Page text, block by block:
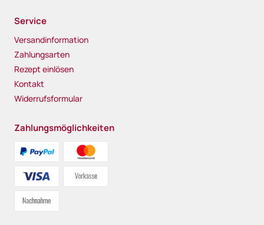
Service
Versandinformation
Zahlungsarten
Rezept einlösen
Kontakt
Widerrufsformular
Zahlungsmöglichkeiten